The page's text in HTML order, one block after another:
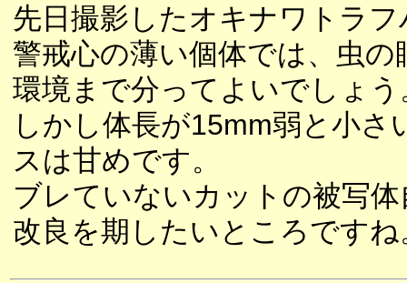
先日撮影したオキナワトラ
警戒心の薄い個体では、虫
環境まで分ってよいでしょう
しかし体長が15mm弱と小
スは甘めです。
ブレていないカットの被写
改良を期したいところですね